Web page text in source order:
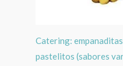
Catering:
pastelitos (sabores